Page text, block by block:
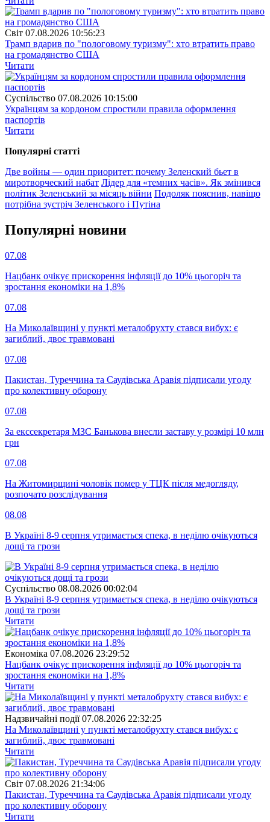
Свiт 07.08.2026 10:56:23
Трамп вдарив по "пологовому туризму": хто втратить право
на громадянство США
Читати
Суспiльство 07.08.2026 10:15:00
Українцям за кордоном спростили правила оформлення
паспортів
Читати
Популярнi статтi
Две войны — один приоритет: почему Зеленский бьет в
миротворческий набат Лідер для «темних часів». Як змінився
політик Зеленський за місяць війни Подоляк пояснив, навіщо
потрібна зустріч Зеленського і Путіна
Популярнi новини
07.08
Нацбанк очікує прискорення інфляції до 10% цьогоріч та
зростання економіки на 1,8%
07.08
На Миколаївщині у пункті металобрухту стався вибух: є
загиблий, двоє травмовані
07.08
Пакистан, Туреччина та Саудівська Аравія підписали угоду
про колективну оборону
07.08
За екссекретаря МЗС Банькова внесли заставу у розмірі 10 млн
грн
07.08
На Житомирщині чоловік помер у ТЦК після медогляду,
розпочато розслідування
08.08
В Україні 8-9 серпня утримається спека, в неділю очікуються
дощі та грози
Суспiльство 08.08.2026 00:02:04
В Україні 8-9 серпня утримається спека, в неділю очікуються
дощі та грози
Читати
Економіка 07.08.2026 23:29:52
Нацбанк очікує прискорення інфляції до 10% цьогоріч та
зростання економіки на 1,8%
Читати
Надзвичайні події 07.08.2026 22:32:25
На Миколаївщині у пункті металобрухту стався вибух: є
загиблий, двоє травмовані
Читати
Свiт 07.08.2026 21:34:06
Пакистан, Туреччина та Саудівська Аравія підписали угоду
про колективну оборону
Читати